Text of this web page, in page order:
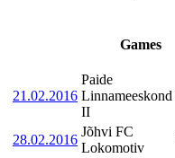
Games
21.02.2016
Paide
Linnameeskond
II
28.02.2016
Jõhvi FC
Lokomotiv